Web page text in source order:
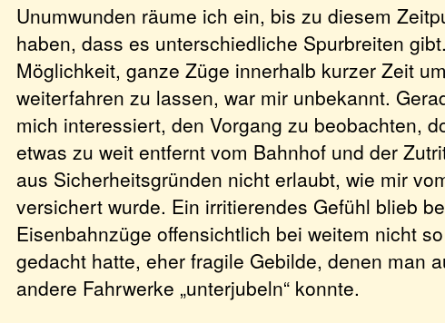
Unumwunden räume ich ein, bis zu diesem
haben, dass es unterschiedliche Spurbreiten
Möglichkeit, ganze Züge innerhalb kurzer Zeit
weiterfahren zu lassen, war mir unbekannt.
mich interessiert, den Vorgang zu beobachten,
etwas zu weit entfernt vom Bahnhof und der
aus Sicherheitsgründen nicht erlaubt, wie mir
versichert wurde. Ein irritierendes Gefühl blieb
Eisenbahnzüge offensichtlich bei weitem nicht
gedacht hatte, eher fragile Gebilde, denen man
andere Fahrwerke „unterjubeln“ konnte.